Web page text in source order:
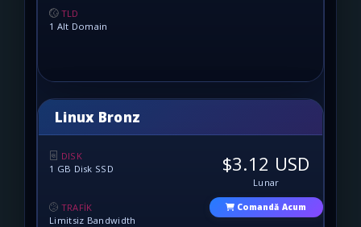
TLD
1 Alt Domain
Linux Bronz
DISK
1 GB Disk SSD
TRAFİK
Limitsiz Bandwidth
$3.12 USD
Lunar
Comandă Acum